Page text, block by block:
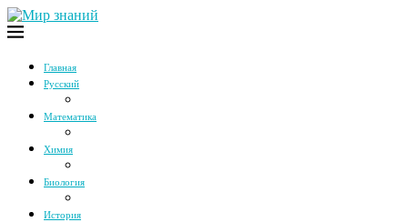
Главная
Русский
Математика
Химия
Биология
История